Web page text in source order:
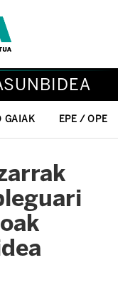
GAIAK EPE / OPE